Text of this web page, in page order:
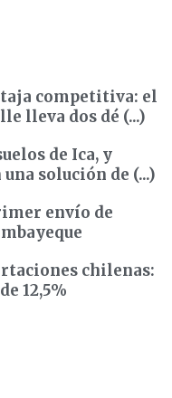
competitiva: el
lleva dos dé (...)
de Ica, y
solución de (...)
envío de
chilenas:
12,5%